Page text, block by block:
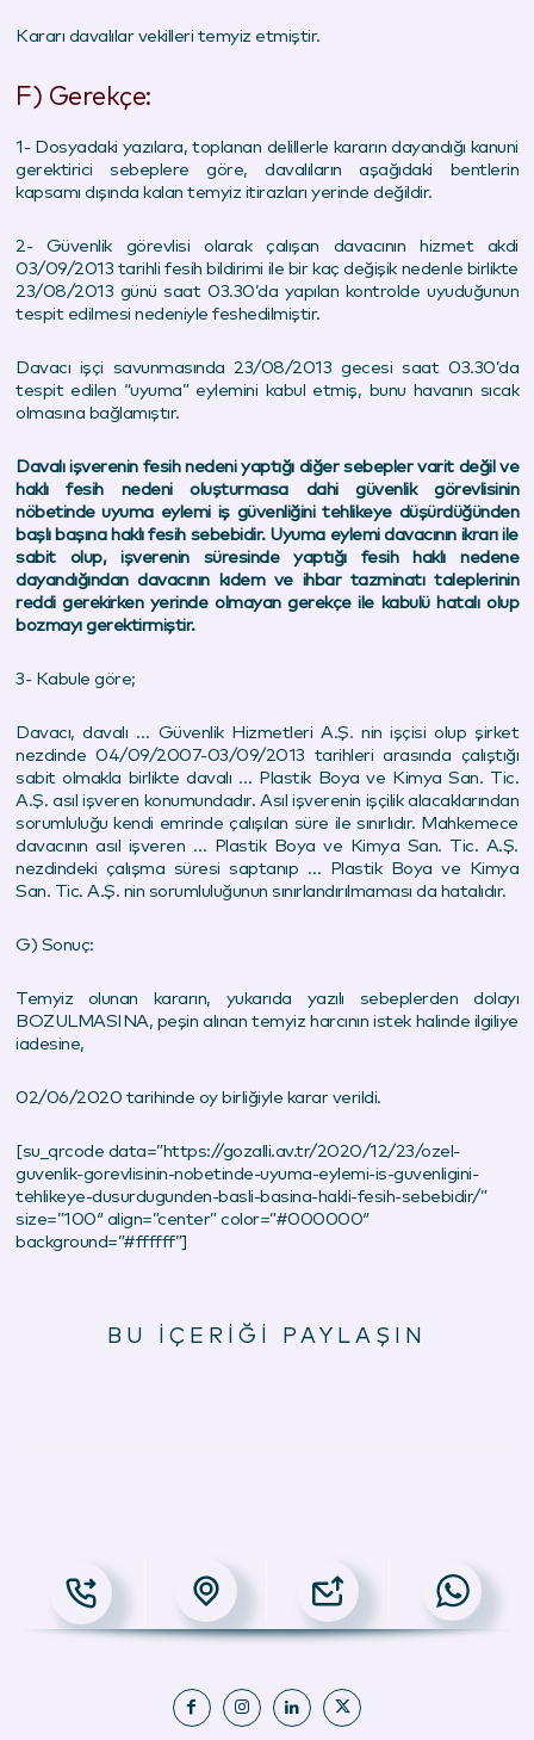
Kararı davalılar vekilleri temyiz etmiştir.
F) Gerekçe:
1- Dosyadaki yazılara, toplanan delillerle kararın dayandığı kanuni
gerektirici sebeplere göre, davalıların aşağıdaki bentlerin
kapsamı dışında kalan temyiz itirazları yerinde değildir.
2- Güvenlik görevlisi olarak çalışan davacının hizmet akdi
03/09/2013 tarihli fesih bildirimi ile bir kaç değişik nedenle birlikte
23/08/2013 günü saat 03.30’da yapılan kontrolde uyuduğunun
tespit edilmesi nedeniyle feshedilmiştir.
Davacı işçi savunmasında 23/08/2013 gecesi saat 03.30’da
tespit edilen “uyuma” eylemini kabul etmiş, bunu havanın sıcak
olmasına bağlamıştır.
Davalı işverenin fesih nedeni yaptığı diğer sebepler varit değil ve
haklı fesih nedeni oluşturmasa dahi güvenlik görevlisinin
nöbetinde uyuma eylemi iş güvenliğini tehlikeye düşürdüğünden
başlı başına haklı fesih sebebidir. Uyuma eylemi davacının ikrarı ile
sabit olup, işverenin süresinde yaptığı fesih haklı nedene
dayandığından davacının kıdem ve ihbar tazminatı taleplerinin
reddi gerekirken yerinde olmayan gerekçe ile kabulü hatalı olup
bozmayı gerektirmiştir.
3- Kabule göre;
Davacı, davalı … Güvenlik Hizmetleri A.Ş. nin işçisi olup şirket
nezdinde 04/09/2007-03/09/2013 tarihleri arasında çalıştığı
sabit olmakla birlikte davalı … Plastik Boya ve Kimya San. Tic.
A.Ş. asıl işveren konumundadır. Asıl işverenin işçilik alacaklarından
sorumluluğu kendi emrinde çalışılan süre ile sınırlıdır. Mahkemece
davacının asıl işveren … Plastik Boya ve Kimya San. Tic. A.Ş.
nezdindeki çalışma süresi saptanıp … Plastik Boya ve Kimya
San. Tic. A.Ş. nin sorumluluğunun sınırlandırılmaması da hatalıdır.
G) Sonuç:
Temyiz olunan kararın, yukarıda yazılı sebeplerden dolayı
BOZULMASINA, peşin alınan temyiz harcının istek halinde ilgiliye
iadesine,
02/06/2020 tarihinde oy birliğiyle karar verildi.
[su_qrcode data=”https://gozalli.av.tr/2020/12/23/ozel-
guvenlik-gorevlisinin-nobetinde-uyuma-eylemi-is-guvenligini-
tehlikeye-dusurdugunden-basli-basina-hakli-fesih-sebebidir/”
size=”100″ align=”center” color=”#000000″
background=”#ffffff”]
BU İÇERİĞİ PAYLAŞIN